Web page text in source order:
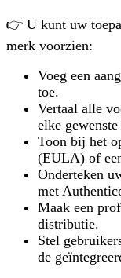
👉 U kunt uw
merk voorzien:
Voeg een
toe.
Vertaal alle
elke
Toon bij het
(EULA) of
Onderteken
met
Maak een
distributie.
Stel
de